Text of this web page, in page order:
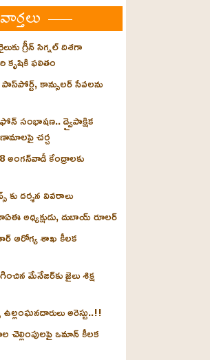
గ్రీన్ సిగ్నల్ దిశగా
కృషికి ఫలితం
కాన్సులర్ సేవలను
సంభాషణ.. ద్వైపాక్షిక
చర్చ
కేంద్రాలకు
దర్శన వివరాలు
అధ్యక్షుడు, దుబాయ్ రూలర్
ఆరోగ్య శాఖ కీలక
మేనేజర్‌కు జైలు శిక్ష
అరెస్టు..!!
చెల్లింపులపై ఒమాన్ కీలక